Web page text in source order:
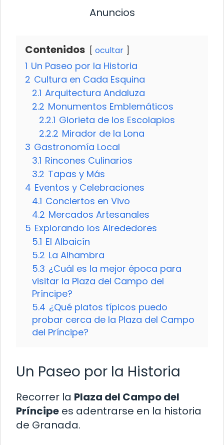
Anuncios
Contenidos ocultar
1 Un Paseo por la Historia
2 Cultura en Cada Esquina
2.1 Arquitectura Andaluza
2.2 Monumentos Emblemáticos
2.2.1 Glorieta de los Escolapios
2.2.2 Mirador de la Lona
3 Gastronomía Local
3.1 Rincones Culinarios
3.2 Tapas y Más
4 Eventos y Celebraciones
4.1 Conciertos en Vivo
4.2 Mercados Artesanales
5 Explorando los Alrededores
5.1 El Albaicín
5.2 La Alhambra
5.3 ¿Cuál es la mejor época para
visitar la Plaza del Campo del
Príncipe?
5.4 ¿Qué platos típicos puedo
probar cerca de la Plaza del Campo
del Príncipe?
Un Paseo por la Historia
Recorrer la Plaza del Campo del
Príncipe es adentrarse en la historia
de Granada.